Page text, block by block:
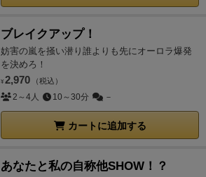
ブレイクアップ！
妨害の嵐を掻い潜り誰よりも先にオーロラ爆発
を決めろ！
¥ 2,970 （税込）
2～4人 10～30分 －
カートに追加する
あなたと私の自称他SHOW！？